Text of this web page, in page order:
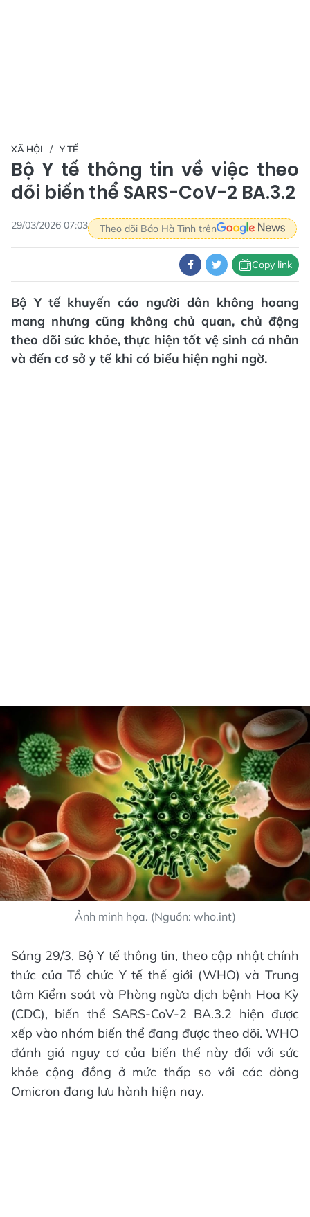
XÃ HỘI Y TẾ
Bộ Y tế thông tin về việc theo
dõi biến thể SARS-CoV-2 BA.3.2
29/03/2026 07:03 Theo dõi Báo Hà Tĩnh trên
Copy link
Bộ Y tế khuyến cáo người dân không hoang
mang nhưng cũng không chủ quan, chủ động
theo dõi sức khỏe, thực hiện tốt vệ sinh cá nhân
và đến cơ sở y tế khi có biểu hiện nghi ngờ.
Ảnh minh họa. (Nguồn: who.int)
Sáng 29/3, Bộ Y tế thông tin, theo cập nhật chính
thức của Tổ chức Y tế thế giới (WHO) và Trung
tâm Kiểm soát và Phòng ngừa dịch bệnh Hoa Kỳ
(CDC), biến thể SARS-CoV-2 BA.3.2 hiện được
xếp vào nhóm biến thể đang được theo dõi. WHO
đánh giá nguy cơ của biến thể này đối với sức
khỏe cộng đồng ở mức thấp so với các dòng
Omicron đang lưu hành hiện nay.